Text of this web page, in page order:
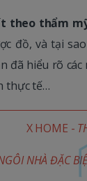
theo thẩm
đồ, và tại
đã hiểu rõ
thực tế…
X HOME -
NHÀ ĐẶC